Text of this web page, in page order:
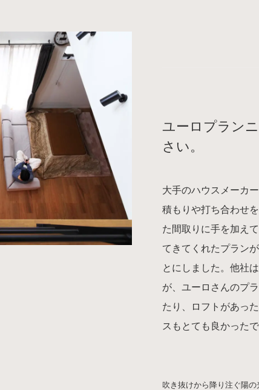
ユーロプラン
さい。
大手のハウスメーカ
積もりや打ち合わせ
た間取りに手を加え
てきてくれたプラン
とにしました。他社
が、ユーロさんのプ
たり、ロフトがあっ
スもとても良かったで
吹き抜けから降り注ぐ陽の